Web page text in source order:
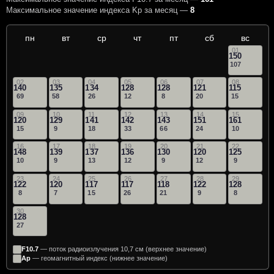
Максимальное значение индекса Kp за месяц — 8
пн вт ср чт пт сб вс
01
150
107
02
140
69
03
135
58
04
134
26
05
128
12
06
128
8
07
121
20
08
115
15
09
120
15
10
129
9
11
141
18
12
142
33
13
143
66
14
151
24
15
161
10
16
148
10
17
139
9
18
137
13
19
136
12
20
130
9
21
120
12
22
125
9
23
122
8
24
120
7
25
117
15
26
117
26
27
118
21
28
122
9
29
128
8
30
128
27
F10.7 — поток радиоизлучения 10,7 см (верхнее значение)
Ap — геомагнитный индекс (нижнее значение)